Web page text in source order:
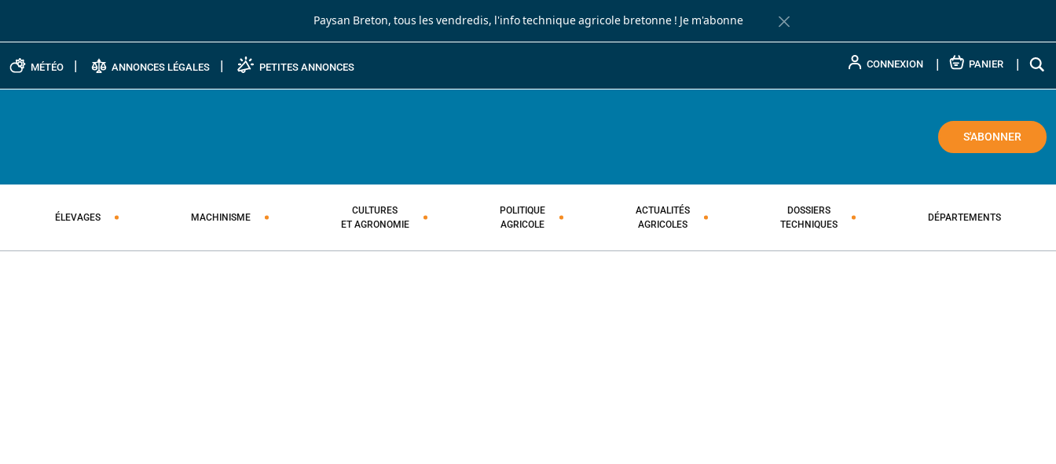
Paysan Breton, tous les vendredis, l'info technique agricole bretonne ! Je m'abonne
Fermer la barre de notification
MÉTÉO ANNONCES LÉGALES PETITES ANNONCES CONNEXION PANIER
S'ABONNER
ÉLEVAGES MACHINISME
CULTURES
ET AGRONOMIE
POLITIQUE
AGRICOLE
ACTUALITÉS
AGRICOLES
DOSSIERS
TECHNIQUES
DÉPARTEMENTS